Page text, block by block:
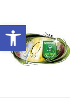
Deschide bara de unelte
to
content